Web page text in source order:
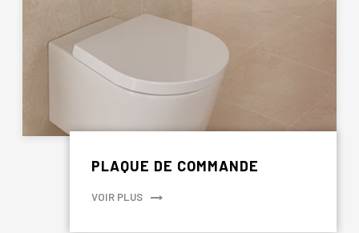
PLAQUE DE COMMANDE
VOIR PLUS